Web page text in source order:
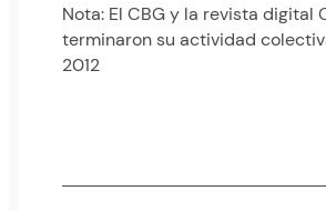
Nota: El CBG y la revista digital
terminaron su actividad
2012